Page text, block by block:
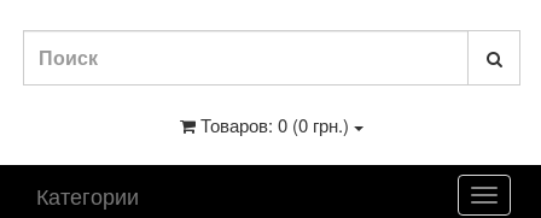
Товаров: 0 (0 грн.)
Категории